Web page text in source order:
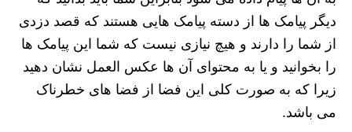
دیگر پیامک ها از دسته پیامک هایی هستند که قصد دزدی
از شما را دارند و هیچ نیازی نیست که شما این پیامک ها
را بخوانید و یا به محتوای آن ها عکس العمل نشان دهید
زیرا که به صورت کلی این فضا از فضا های خطرناک
می باشد.